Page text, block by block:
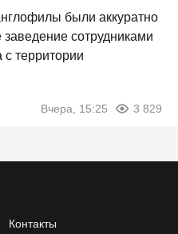
были аккуратно
сотрудниками
территории
Вчера, 15:25 3 829
Контакты